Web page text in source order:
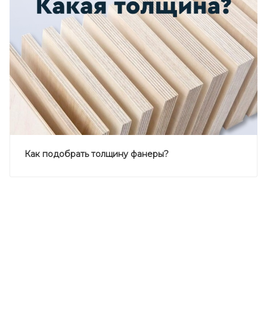
Как подобрать толщину фанеры?